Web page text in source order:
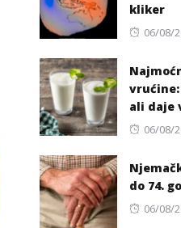
kliker
Posted
06/08/
ali daje
Posted
06/08/
do 74.
Posted
06/08/